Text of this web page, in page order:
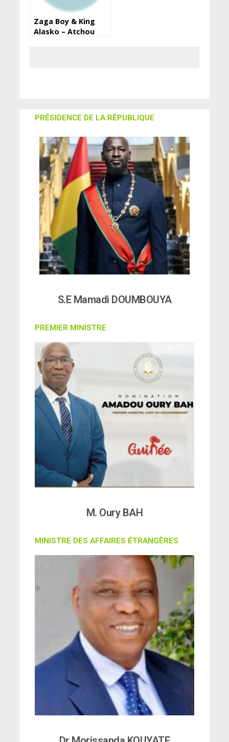
Zaga Boy & King
Alasko – Atchou
PRÉSIDENCE DE LA RÉPUBLIQUE
S.E Mamadi DOUMBOUYA
PREMIER MINISTRE
M. Oury BAH
MINISTRE DES AFFAIRES ÉTRANGÈRES